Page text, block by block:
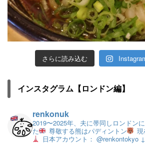
さらに読み込む
インスタグラム【ロンドン編】
renkonuk
2019〜2025年、夫に帯同しロンドン
た
尊敬する熊はパディントン
日本アカウント： @renkontokyo